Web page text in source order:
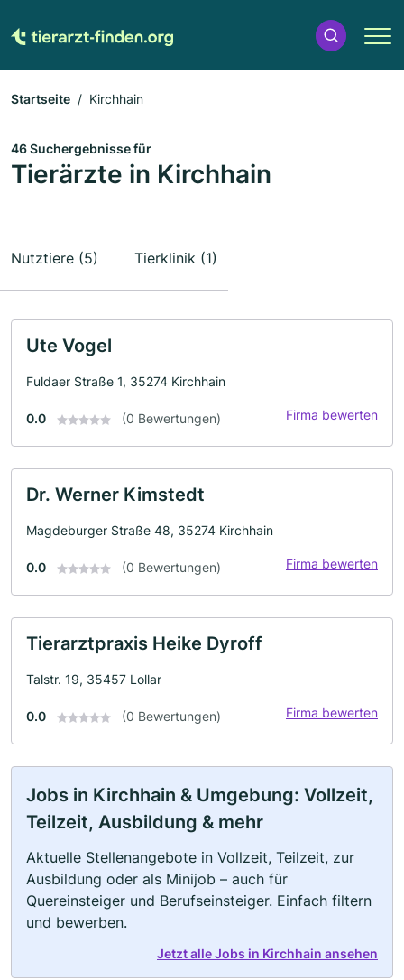
Startseite Kirchhain
46 Suchergebnisse für
Tierärzte in Kirchhain
Nutztiere (5) Tierklinik (1)
Ute Vogel
Fuldaer Straße 1, 35274 Kirchhain
0.0 (0 Bewertungen) Firma bewerten
Dr. Werner Kimstedt
Magdeburger Straße 48, 35274 Kirchhain
0.0 (0 Bewertungen) Firma bewerten
Tierarztpraxis Heike Dyroff
Talstr. 19, 35457 Lollar
0.0 (0 Bewertungen) Firma bewerten
Jobs in Kirchhain & Umgebung: Vollzeit,
Teilzeit, Ausbildung & mehr
Aktuelle Stellenangebote in Vollzeit, Teilzeit, zur
Ausbildung oder als Minijob – auch für
Quereinsteiger und Berufseinsteiger. Einfach filtern
und bewerben.
Jetzt alle Jobs in Kirchhain ansehen